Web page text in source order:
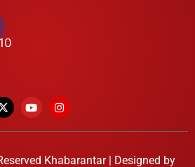
Khabarantar | Designed by